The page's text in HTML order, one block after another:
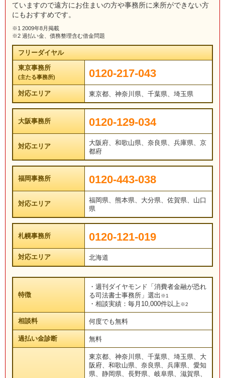
ていますので遠方にお住まいの方や事務所に来所ができない方
にもおすすめです。
※1 2009年8月掲載
※2 過払い金、債務整理含む借金問題
フリーダイヤル
東京事務所
(主たる事務所) 0120-217-043
対応エリア 東京都、神奈川県、千葉県、埼玉県
大阪事務所 0120-129-034
対応エリア
大阪府、和歌山県、奈良県、兵庫県、京
都府
福岡事務所 0120-443-038
対応エリア
福岡県、熊本県、大分県、佐賀県、山口
県
札幌事務所 0120-121-019
対応エリア 北海道
特徴
・週刊ダイヤモンド「消費者金融が恐れ
る司法書士事務所」選出 ※1
・相談実績：毎月10,000件以上※2
相談料 何度でも無料
過払い金診断 無料
東京都、神奈川県、千葉県、埼玉県、大
阪府、和歌山県、奈良県、兵庫県、愛知
県、静岡県、長野県、岐阜県、滋賀県、